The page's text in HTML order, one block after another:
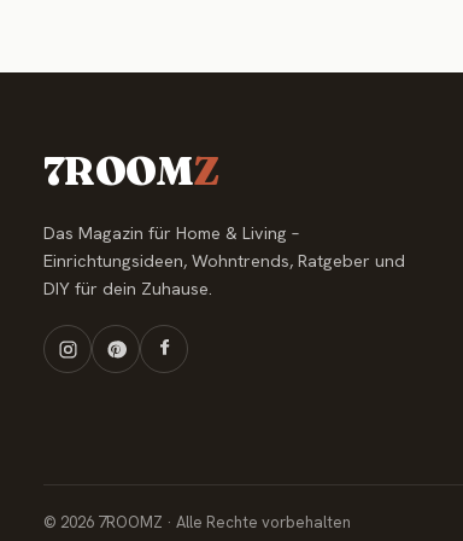
7ROOMZ
Das Magazin für Home & Living –
Einrichtungsideen, Wohntrends, Ratgeber und
DIY für dein Zuhause.
© 2026 7ROOMZ · Alle Rechte vorbehalten